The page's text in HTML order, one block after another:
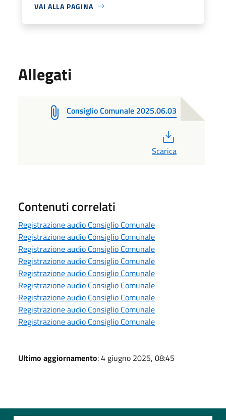
VAI ALLA PAGINA
Allegati
Consiglio Comunale 2025.06.03
Scarica
Contenuti correlati
Registrazione audio Consiglio Comunale
Registrazione audio Consiglio Comunale
Registrazione audio Consiglio Comunale
Registrazione audio Consiglio Comunale
Registrazione audio Consiglio Comunale
Registrazione audio Consiglio Comunale
Registrazione audio Consiglio Comunale
Registrazione audio Consiglio Comunale
Registrazione audio Consiglio Comunale
Ultimo aggiornamento: 4 giugno 2025, 08:45